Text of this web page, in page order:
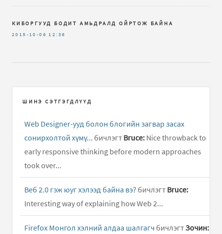
КИБОРГУУД БОДИТ АМЬДРАЛД ОЙРТОЖ БАЙНА
2015-10-06 12:36
ШИНЭ СЭТГЭГДЛҮҮД
Web Designer-ууд болон блогийн загвар засах
сонирхолтой хүмү... бичлэгт Bruce: Nice throwback to
early responsive thinking before modern approaches
took over...
Веб 2.0 гэж юуг хэлээд байна вэ? бичлэгт Bruce:
Interesting way of explaining how Web 2...
Firefox Монгол хэлний алдаа шалгагч бичлэгтЗочин: